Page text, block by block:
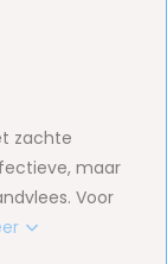
zachte
maar
Voor